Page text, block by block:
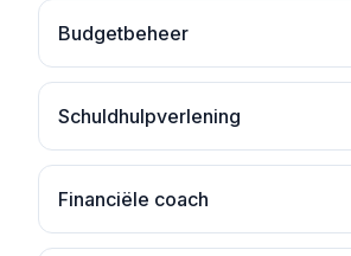
Budgetbeheer
Schuldhulpverlening
Financiële coach